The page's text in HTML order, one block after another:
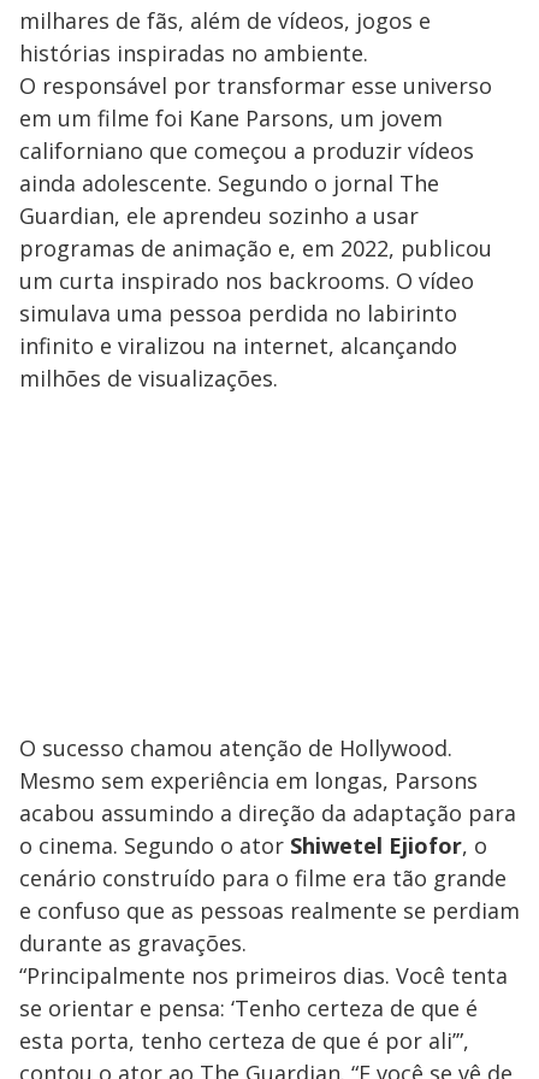
milhares de fãs, além de vídeos, jogos e
histórias inspiradas no ambiente.
O responsável por transformar esse universo
em um filme foi Kane Parsons, um jovem
californiano que começou a produzir vídeos
ainda adolescente. Segundo o jornal The
Guardian, ele aprendeu sozinho a usar
programas de animação e, em 2022, publicou
um curta inspirado nos backrooms. O vídeo
simulava uma pessoa perdida no labirinto
infinito e viralizou na internet, alcançando
milhões de visualizações.
O sucesso chamou atenção de Hollywood.
Mesmo sem experiência em longas, Parsons
acabou assumindo a direção da adaptação para
o cinema. Segundo o ator Shiwetel Ejiofor, o
cenário construído para o filme era tão grande
e confuso que as pessoas realmente se perdiam
durante as gravações.
“Principalmente nos primeiros dias. Você tenta
se orientar e pensa: ‘Tenho certeza de que é
esta porta, tenho certeza de que é por ali’”,